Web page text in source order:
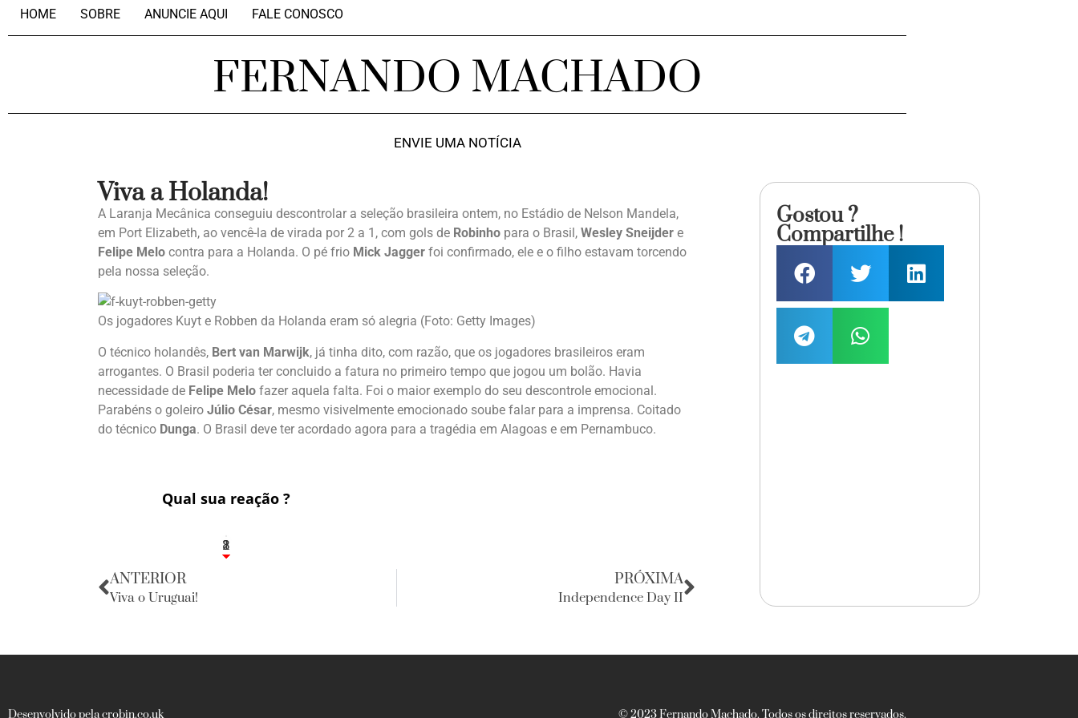
HOME SOBRE ANUNCIE AQUI FALE CONOSCO
FERNANDO MACHADO
ENVIE UMA NOTÍCIA
Viva a Holanda!
A Laranja Mecânica conseguiu descontrolar a seleção brasileira ontem, no Estádio de Nelson Mandela,
em Port Elizabeth, ao vencê-la de virada por 2 a 1, com gols de Robinho para o Brasil, Wesley Sneijder e
Felipe Melo contra para a Holanda. O pé frio Mick Jagger foi confirmado, ele e o filho estavam torcendo
pela nossa seleção.
Os jogadores Kuyt e Robben da Holanda eram só alegria (Foto: Getty Images)
O técnico holandês, Bert van Marwijk, já tinha dito, com razão, que os jogadores brasileiros eram
arrogantes. O Brasil poderia ter concluido a fatura no primeiro tempo que jogou um bolão. Havia
necessidade de Felipe Melo fazer aquela falta. Foi o maior exemplo do seu descontrole emocional.
Parabéns o goleiro Júlio César, mesmo visivelmente emocionado soube falar para a imprensa. Coitado
do técnico Dunga. O Brasil deve ter acordado agora para a tragédia em Alagoas e em Pernambuco.
Qual sua reação ?
1
2
8
ANTERIOR
Viva o Uruguai!
PRÓXIMA
Independence Day II
Gostou ?
Compartilhe !
Desenvolvido pela crobin.co.uk © 2023 Fernando Machado. Todos os direitos reservados.